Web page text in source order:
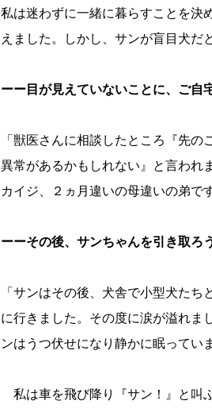
私は迷わずに一緒に暮らすことを決
えました。しかし、サンが盲目犬だ
ーー目が見えていないことに、ご自
「獣医さんに相談したところ『先
異常があるかもしれない』と言われ
カイジ、２ヵ月違いの母違いの弟です
ーーその後、サンちゃんを引き取ろ
「サンはその後、犬舎で小型犬た
に行きました。その度に涙が溢れま
ンはうつ伏せになり静かに眠ってい
私は車を飛び降り『サン！』と叫